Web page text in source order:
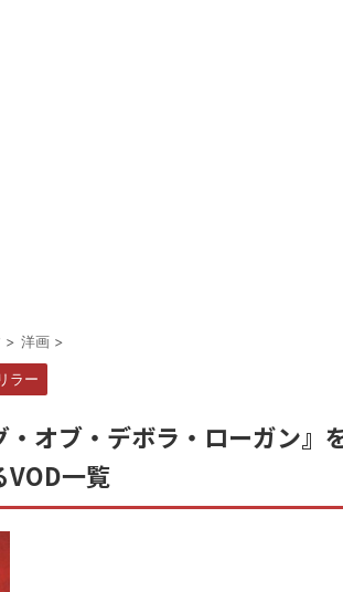
> 洋画 >
ラー
・オブ・デボラ・ローガン』
VOD一覧